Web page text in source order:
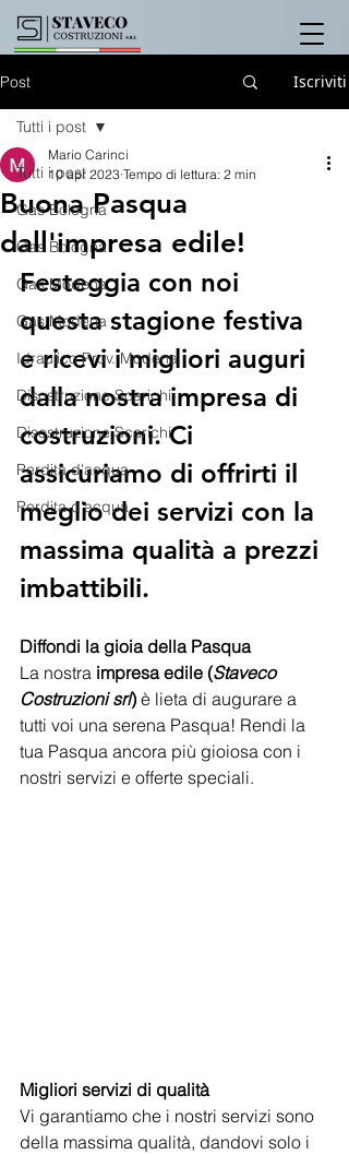
Post Iscriviti
Tutti i post
Gas Bologna
Gas Bologna
Gas Modena
Gas Modena
Idraulico Prov. Modena
Disostruzione Scarichi
Disostruzione Scarichi
Perdita d'acqua
Perdita d'acqua
Tutti i post
Buona Pasqua
dall'impresa edile!
Mario Carinci
10 apr 2023 Tempo di lettura: 2 min
Festeggia con noi
questa stagione festiva
e ricevi i migliori auguri
dalla nostra impresa di
costruzioni. Ci
assicuriamo di offrirti il
meglio dei servizi con la
massima qualità a prezzi
imbattibili.
Diffondi la gioia della Pasqua
La nostra impresa edile (Staveco
Costruzioni srl) è lieta di augurare a
tutti voi una serena Pasqua! Rendi la
tua Pasqua ancora più gioiosa con i
nostri servizi e offerte speciali.
Migliori servizi di qualità
Vi garantiamo che i nostri servizi sono
della massima qualità, dandovi solo i